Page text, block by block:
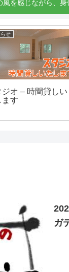
を感じながら、
せ
ジオ – 時間貸しい
ます
ガ